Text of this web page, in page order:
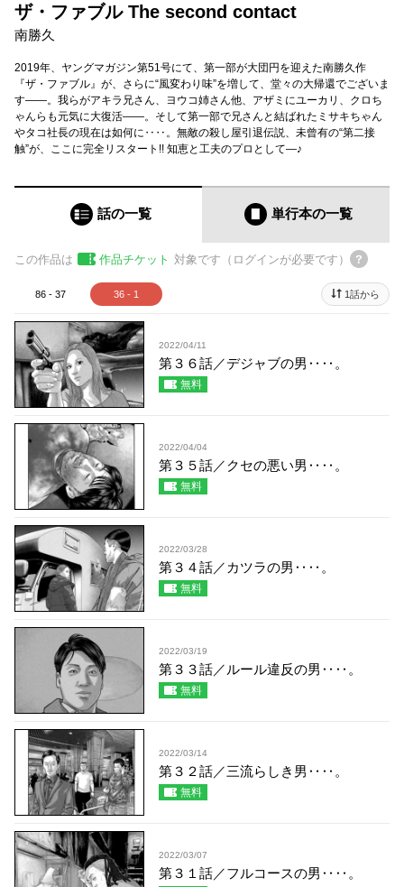
ザ・ファブル The second contact
南勝久
2019年、ヤングマガジン第51号にて、第一部が大団円を迎えた南勝久作
『ザ・ファブル』が、さらに“風変わり味”を増して、堂々の大帰還でございま
す――。我らがアキラ兄さん、ヨウコ姉さん他、アザミにユーカリ、クロち
ゃんらも元気に大復活――。そして第一部で兄さんと結ばれたミサキちゃん
やタコ社長の現在は如何に‥‥。無敵の殺し屋引退伝説、未曾有の“第二接
触”が、ここに完全リスタート!! 知恵と工夫のプロとして―♪
話の一覧 単行本の一覧
この作品は 作品チケット 対象です（ログインが必要です）
86 - 37 36 - 1 1話から
2022/04/11
第３６話／デジャブの男‥‥。
無料
2022/04/04
第３５話／クセの悪い男‥‥。
無料
2022/03/28
第３４話／カツラの男‥‥。
無料
2022/03/19
第３３話／ルール違反の男‥‥。
無料
2022/03/14
第３２話／三流らしき男‥‥。
無料
2022/03/07
第３１話／フルコースの男‥‥。